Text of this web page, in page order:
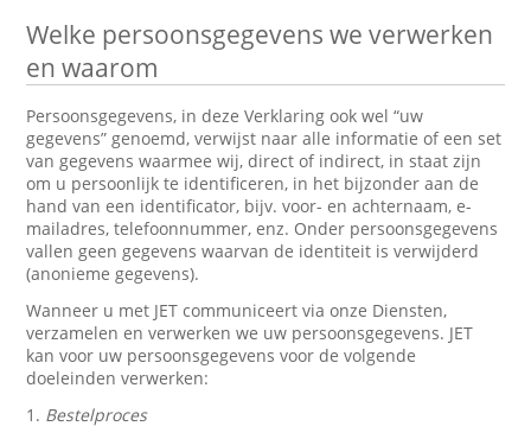
Welke persoonsgegevens we verwerken
en waarom
Persoonsgegevens, in deze Verklaring ook wel “uw
gegevens” genoemd, verwijst naar alle informatie of een set
van gegevens waarmee wij, direct of indirect, in staat zijn
om u persoonlijk te identificeren, in het bijzonder aan de
hand van een identificator, bijv. voor- en achternaam, e-
mailadres, telefoonnummer, enz. Onder persoonsgegevens
vallen geen gegevens waarvan de identiteit is verwijderd
(anonieme gegevens).
Wanneer u met JET communiceert via onze Diensten,
verzamelen en verwerken we uw persoonsgegevens. JET
kan voor uw persoonsgegevens voor de volgende
doeleinden verwerken:
1. Bestelproces